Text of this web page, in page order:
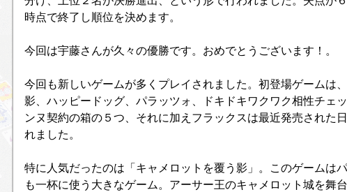
時点で終了し順位を決めます。
今回は宇藤さんが久々の優勝です。おめでとうございます！。
今回も新しいゲームが多くプレイされました。初登場ゲームは
影、ハッピードッグ、パラッツォ、ドキドキワクワク相性チェ
ンヌ契約の箱の５つ、それに加えフラックスは最近発売された
れました。
特に人気だったのは「キャメロットを覆う影」。このゲームは
も一杯に使う大きなゲーム。アーサー王のキャメロット城を舞